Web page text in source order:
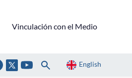
Vinculación con el Medio
English